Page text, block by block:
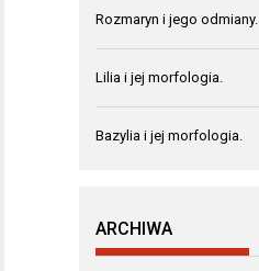
Rozmaryn i jego odmiany.
Lilia i jej morfologia.
Bazylia i jej morfologia.
ARCHIWA